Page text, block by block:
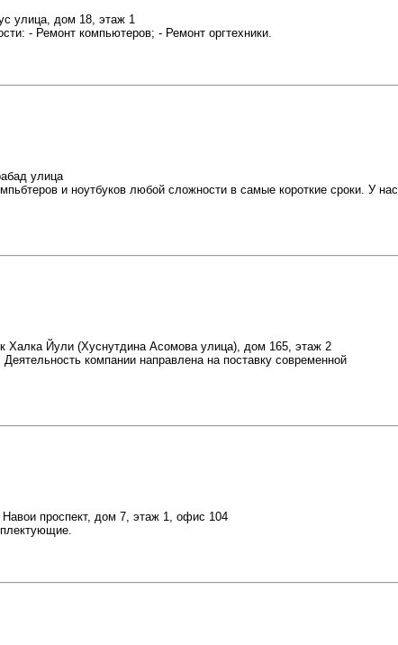
улица, дом 18, этаж 1
- Ремонт компьютеров; - Ремонт оргтехники.
улица
и ноутбуков любой сложности в самые короткие сроки. У нас
Халка Йули (Хуснутдина Асомова улица), дом 165, этаж 2
компании направлена на поставку современной
проспект, дом 7, этаж 1, офис 104